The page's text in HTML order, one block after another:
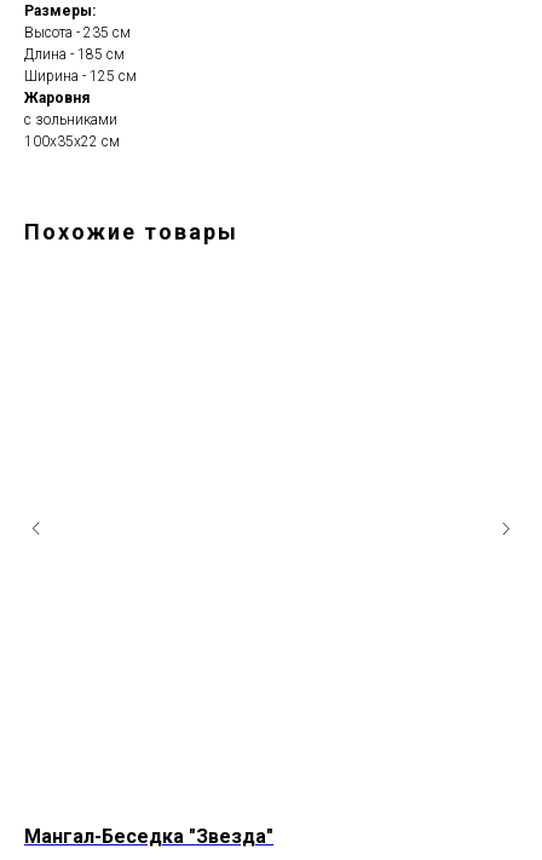
Размеры:
Высота - 235 см
Длина - 185 см
Ширина - 125 см
Жаровня
с зольниками
100х35х22 см
Похожие товары
Мангал-Беседка "Звезда"